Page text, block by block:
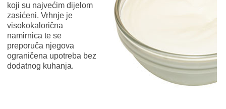
koji su najvećim dijelom
zasićeni. Vrhnje je
visokokalorična
namirnica te se
preporuča njegova
ograničena upotreba bez
dodatnog kuhanja.